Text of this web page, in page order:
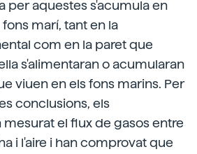
per aquestes s'acumula en
marí, tant en la
com en la paret que
s'alimentaran o acumularan
viuen en els fons marins. Per
conclusions, els
el flux de gasos entre
i l'aire i han comprovat que